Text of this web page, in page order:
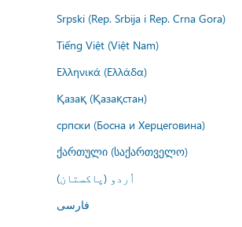
Srpski (Rep. Srbija i Rep. Crna Gora)
Tiếng Việt (Việt Nam)
Ελληνικά (Ελλάδα)
Қазақ (Қазақстан)
српски (Босна и Херцеговина)
ქართული (საქართველო)
اُردو (پاکستان)
فارسى